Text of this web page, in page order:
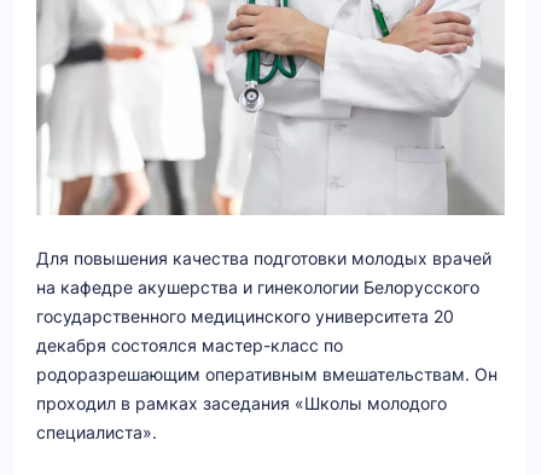
Для повышения качества подготовки молодых врачей
на кафедре акушерства и гинекологии Белорусского
государственного медицинского университета 20
декабря состоялся мастер-класс по
родоразрешающим оперативным вмешательствам. Он
проходил в рамках заседания «Школы молодого
специалиста».